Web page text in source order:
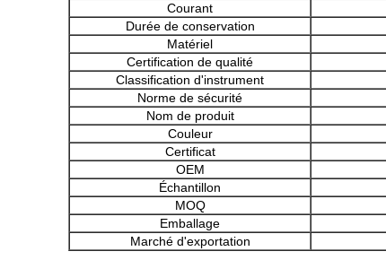
Courant
Durée de conservation
Matériel
Certification de qualité
Classification d'instrument
Norme de sécurité
Nom de produit
Couleur
Certificat
OEM
Échantillon
MOQ
Emballage
Marché d'exportation